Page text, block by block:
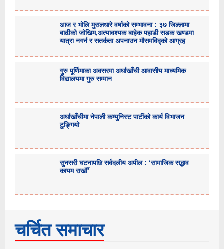
आज र भोलि मुसलधारे वर्षाको सम्भावना : ३७ जिल्लामा
बाढीको जोखिम,अत्यावश्यक बाहेक पहाडी सडक खण्डमा
यात्रा नगर्न र सतर्कता अपनाउन मौसमविद्काे आग्रह
गुरु पूर्णिमाका अवसरमा अर्घाखाँची आवासीय माध्यमिक
विद्यालयमा गुरु सम्मान
अर्घाखाँचीमा नेपाली कम्युनिस्ट पार्टीको कार्य विभाजन
टुङ्गियो
सुनसरी घटनापछि सर्वदलीय अपील : ‘सामाजिक सद्भाव
कायम राखौँ’
चर्चित समाचार